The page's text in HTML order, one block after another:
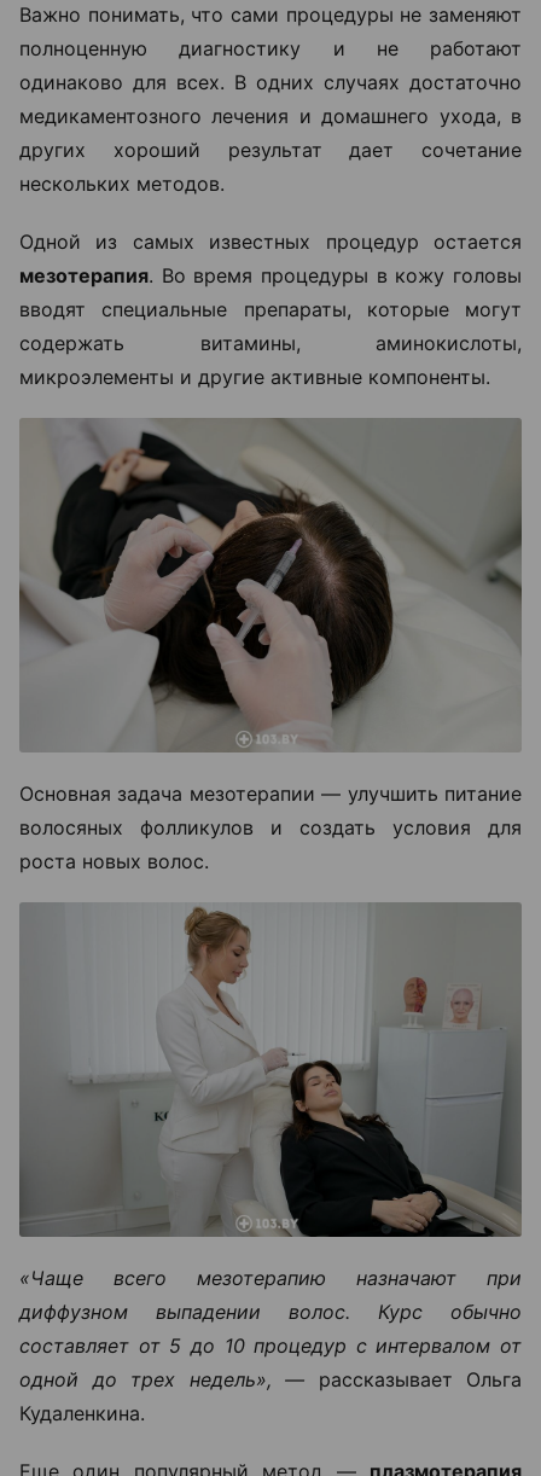
Важно понимать, что сами процедуры не заменяют
полноценную диагностику и не работают
одинаково для всех. В одних случаях достаточно
медикаментозного лечения и домашнего ухода, в
других хороший результат дает сочетание
нескольких методов.
Одной из самых известных процедур остается
мезотерапия. Во время процедуры в кожу головы
вводят специальные препараты, которые могут
содержать витамины, аминокислоты,
микроэлементы и другие активные компоненты.
Основная задача мезотерапии — улучшить питание
волосяных фолликулов и создать условия для
роста новых волос.
«Чаще всего мезотерапию назначают при
диффузном выпадении волос. Курс обычно
составляет от 5 до 10 процедур с интервалом от
одной до трех недель», — рассказывает Ольга
Кудаленкина.